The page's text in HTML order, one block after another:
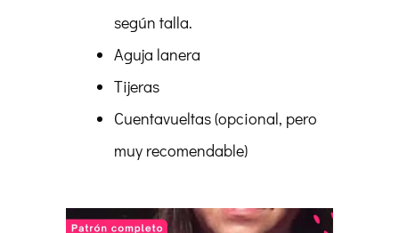
según talla.
Aguja lanera
Tijeras
Cuentavueltas (opcional, pero
muy recomendable)